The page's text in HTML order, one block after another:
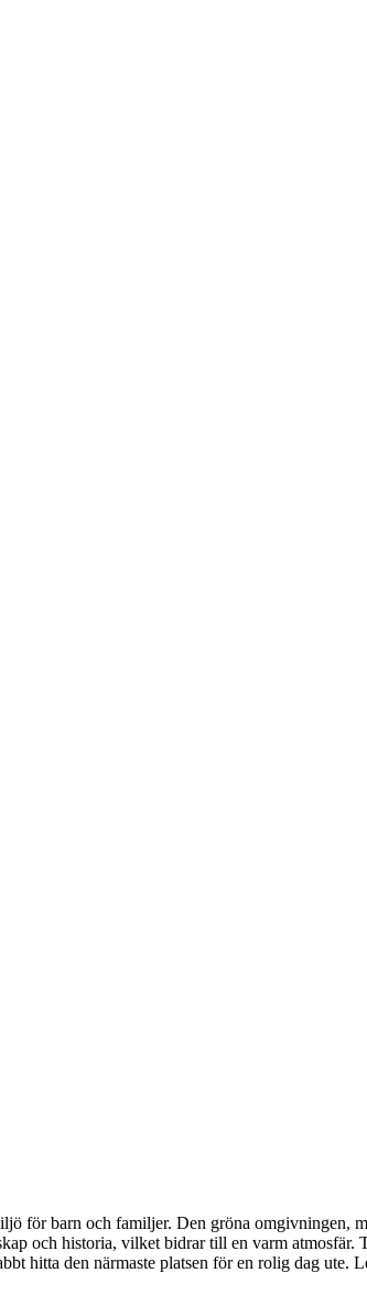
för barn och familjer. Den gröna omgivningen,
och historia, vilket bidrar till en varm
hitta den närmaste platsen för en rolig dag